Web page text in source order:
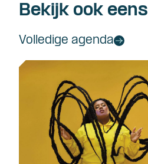
Bekijk ook eens
Volledige agenda